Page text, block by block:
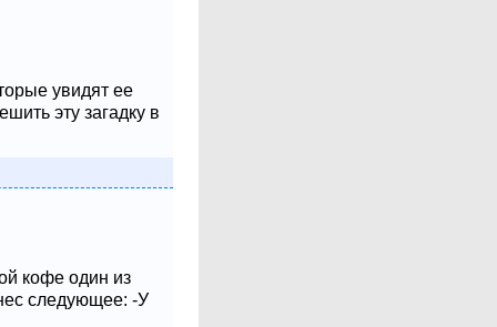
увидят ее
эту загадку в
кофе один из
следующее: -У